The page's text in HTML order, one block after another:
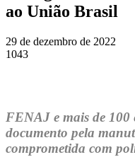
ao União Brasil
29 de dezembro de 2022
1043
FENAJ e mais de 100
documento pela
comprometida com